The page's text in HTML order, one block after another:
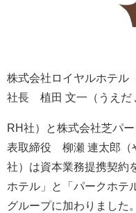
株式会社ロイヤルホテル
社長 植田 文一（うえだ
RH社）と株式会社芝パ
表取締役 柳瀬 連太郎（
社）は資本業務提携契約
ホテル」と「パークホテ
グループに加わりました。